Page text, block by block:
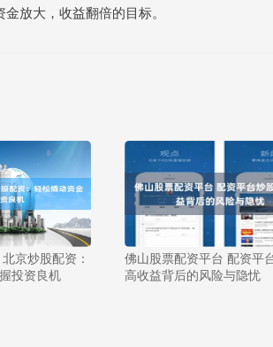
放大，收益翻倍的目标。
京炒股配资：
投资良机
佛山股票配资平台 配资平
高收益背后的风险与隐忧